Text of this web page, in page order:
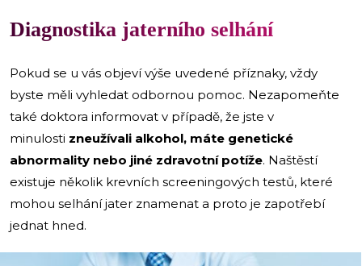
Diagnostika jaterního selhání
Pokud se u vás objeví výše uvedené příznaky, vždy
byste měli vyhledat odbornou pomoc. Nezapomeňte
také doktora informovat v případě, že jste v
minulosti zneužívali alkohol, máte genetické
abnormality nebo jiné zdravotní potíže. Naštěstí
existuje několik krevních screeningových testů, které
mohou selhání jater znamenat a proto je zapotřebí
jednat hned.